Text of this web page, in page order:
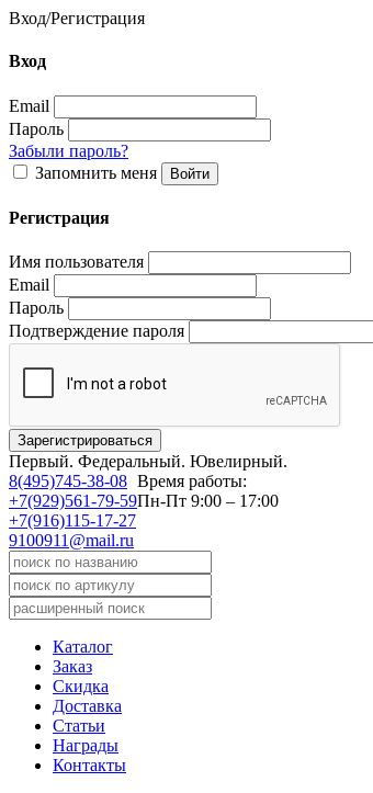
Вход/Регистрация
Вход
Email
Пароль
Забыли пароль?
Запомнить меня
Регистрация
Имя пользователя
Email
Пароль
Подтверждение пароля
Первый. Федеральный. Ювелирный.
8(495)745-38-08
+7(929)561-79-59
+7(916)115-17-27
9100911@mail.ru
Время работы:
Пн-Пт 9:00 – 17:00
Каталог
Заказ
Скидка
Доставка
Статьи
Награды
Контакты